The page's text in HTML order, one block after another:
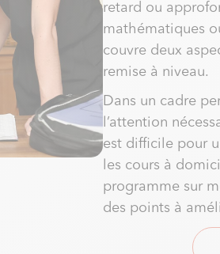
retard ou
mathématiques
couvre deux
remise à niveau.
Dans un cadre
l’attention
est difficile pour
les cours à
programme sur
des points à